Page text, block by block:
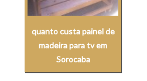
quanto custa painel de
madeira para tv em
Sorocaba